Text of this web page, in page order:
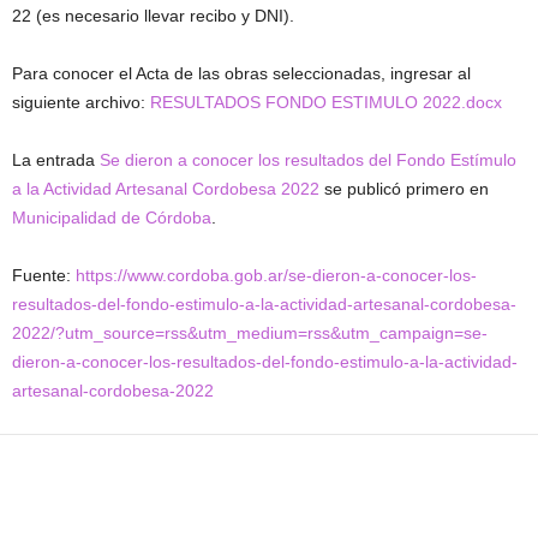
22 (es necesario llevar recibo y DNI).
Para conocer el Acta de las obras seleccionadas, ingresar al
siguiente archivo: RESULTADOS FONDO ESTIMULO 2022.docx
La entrada Se dieron a conocer los resultados del Fondo Estímulo
a la Actividad Artesanal Cordobesa 2022 se publicó primero en
Municipalidad de Córdoba.
Fuente: https://www.cordoba.gob.ar/se-dieron-a-conocer-los-
resultados-del-fondo-estimulo-a-la-actividad-artesanal-cordobesa-
2022/?utm_source=rss&utm_medium=rss&utm_campaign=se-
dieron-a-conocer-los-resultados-del-fondo-estimulo-a-la-actividad-
artesanal-cordobesa-2022